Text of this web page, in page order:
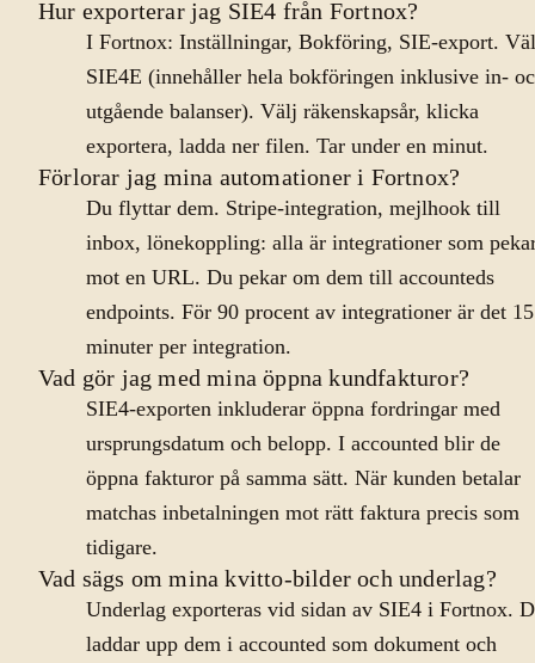
Hur exporterar jag SIE4 från Fortnox?
I Fortnox: Inställningar, Bokföring, SIE-export.
SIE4E (innehåller hela bokföringen inklusive in-
utgående balanser). Välj räkenskapsår, klicka
exportera, ladda ner filen. Tar under en minut.
Förlorar jag mina automationer i Fortnox?
Du flyttar dem. Stripe-integration, mejlhook till
inbox, lönekoppling: alla är integrationer som
mot en URL. Du pekar om dem till accounteds
endpoints. För 90 procent av integrationer är det 15
minuter per integration.
Vad gör jag med mina öppna kundfakturor?
SIE4-exporten inkluderar öppna fordringar med
ursprungsdatum och belopp. I accounted blir de
öppna fakturor på samma sätt. När kunden betalar
matchas inbetalningen mot rätt faktura precis som
tidigare.
Vad sägs om mina kvitto-bilder och underlag?
Underlag exporteras vid sidan av SIE4 i Fortnox.
laddar upp dem i accounted som dokument och